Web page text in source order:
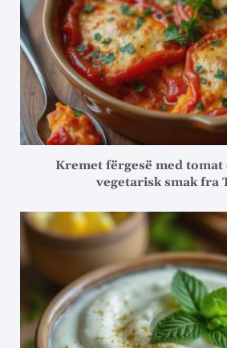
Kremet fërgesë med tomat
vegetarisk smak fra